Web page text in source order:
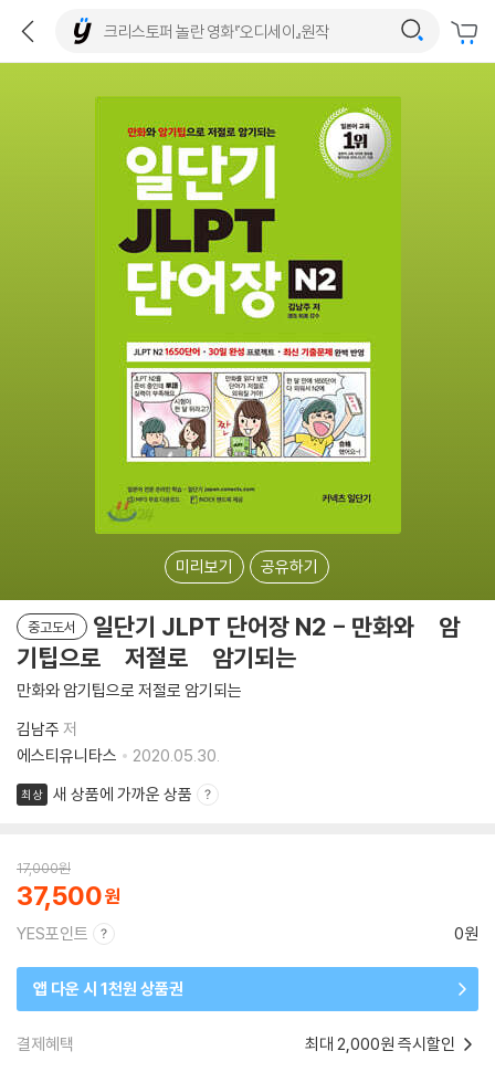
미리보기 공유하기
중고도서
일단기 JLPT 단어장 N2 - 만화와 암
기팁으로 저절로 암기되는
만화와 암기팁으로 저절로 암기되는
김남주 저
에스티유니타스
2020.05.30.
최상 새 상품에 가까운 상품
17,000원
37,500
YES포인트 0원
앱 다운 시 1천원 상품권
결제혜택 최대 2,000원 즉시할인